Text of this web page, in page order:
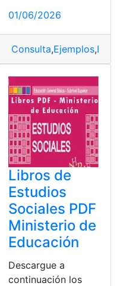
01/06/2026
Consulta,Ejemplos,
Libros de
Estudios
Sociales PDF
Ministerio de
Educación
Descargue a
continuación los